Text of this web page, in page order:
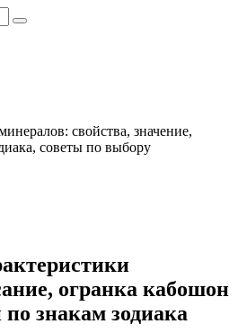
свойства, значение,
советы по выбору
огранка кабошон
знакам зодиака